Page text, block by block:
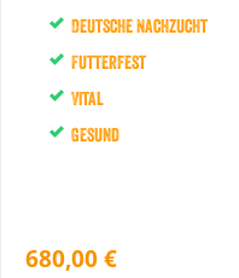
Deutsche Nachzucht
Futterfest
Vital
Gesund
680,00 €